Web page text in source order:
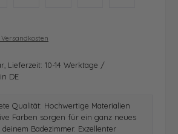
Versandkosten
Lieferzeit: 10-14 Werktage /
DE
Qualität: Hochwertige Materialien
Farben sorgen für ein ganz neues
Badezimmer. Exzellenter